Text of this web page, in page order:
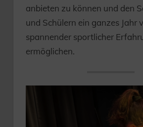
anbieten zu können und den
und Schülern ein ganzes Jahr
spannender sportlicher
ermöglichen.